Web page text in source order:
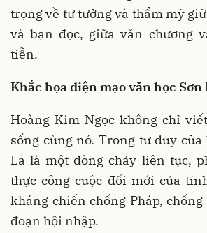
trọng về tư tưởng và thẩm mỹ
và bạn đọc, giữa văn chương
tiễn.
Khắc họa diện mạo văn học Sơn
Hoàng Kim Ngọc không chỉ
sống cùng nó. Trong tư duy của
La là một dòng chảy liên tục,
thực công cuộc đổi mới của
kháng chiến chống Pháp,
đoạn hội nhập.